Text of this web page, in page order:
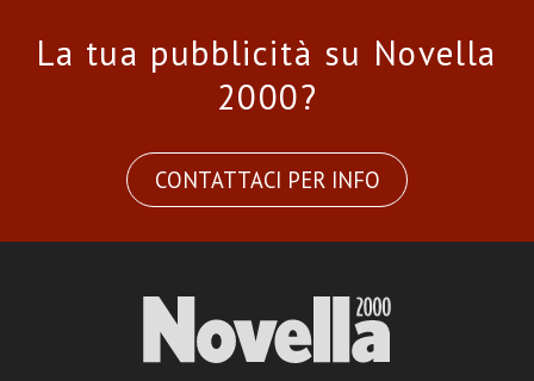
La tua pubblicità su Novella
2000?
CONTATTACI PER INFO